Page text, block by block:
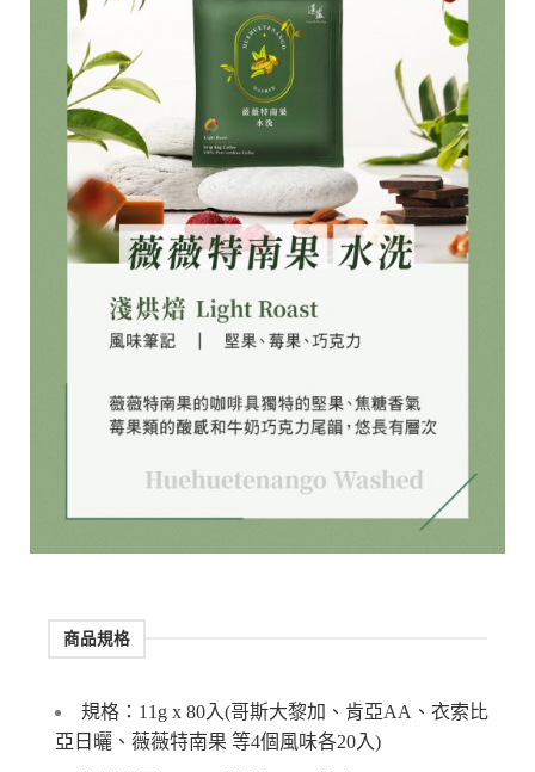
商品規格
規格：11g x 80入(哥斯大黎加、肯亞AA、衣索比
亞日曬、薇薇特南果 等4個風味各20入)